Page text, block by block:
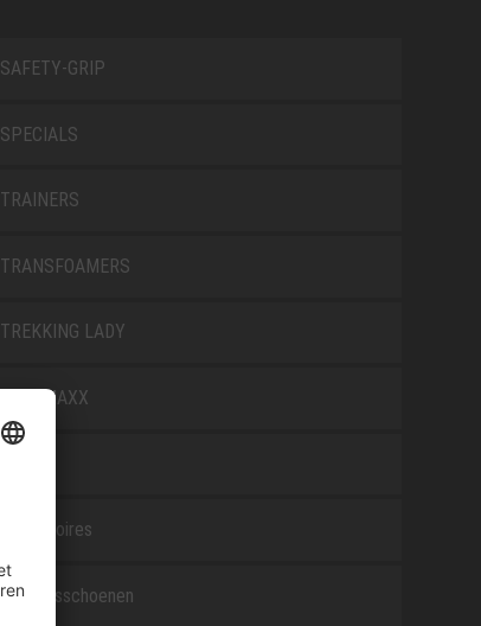
SAFETY-GRIP
SPECIALS
TRAINERS
TRANSFOAMERS
TREKKING LADY
WELLMAXX
Accessoires
Beroepsschoenen